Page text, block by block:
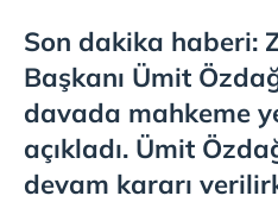
Son dakika haberi:
Başkanı Ümit
davada mahkeme
açıkladı. Ümit
devam kararı